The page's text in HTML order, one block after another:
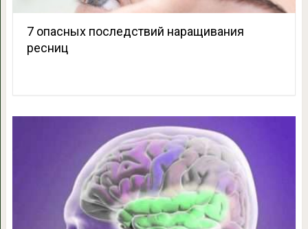
7 опасных последствий наращивания
ресниц